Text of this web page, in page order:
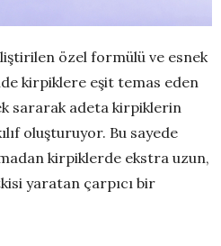
özel formülü ve esnek
kirpiklere eşit temas eden
sararak adeta kirpiklerin
oluşturuyor. Bu sayede
kirpiklerde ekstra uzun,
yaratan çarpıcı bir